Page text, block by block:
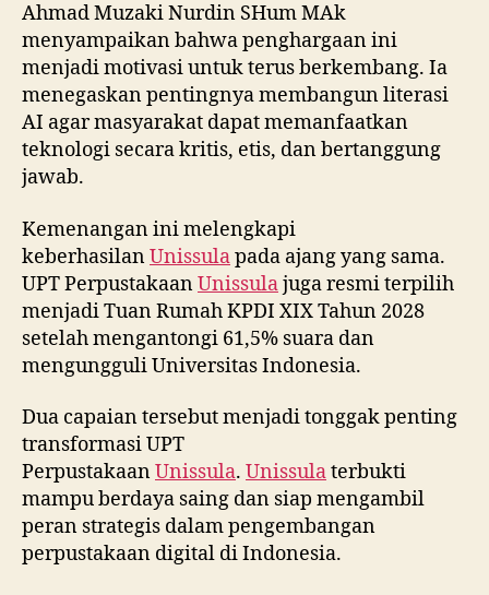
Ahmad Muzaki Nurdin SHum MAk
menyampaikan bahwa penghargaan ini
menjadi motivasi untuk terus berkembang. Ia
menegaskan pentingnya membangun literasi
AI agar masyarakat dapat memanfaatkan
teknologi secara kritis, etis, dan bertanggung
jawab.
Kemenangan ini melengkapi
keberhasilanUnissulapada ajang yang sama.
UPT PerpustakaanUnissulajuga resmi terpilih
menjadi Tuan Rumah KPDI XIX Tahun 2028
setelah mengantongi 61,5% suara dan
mengungguli Universitas Indonesia.
Dua capaian tersebut menjadi tonggak penting
transformasi UPT
PerpustakaanUnissula. Unissulaterbukti
mampu berdaya saing dan siap mengambil
peran strategis dalam pengembangan
perpustakaan digital di Indonesia.